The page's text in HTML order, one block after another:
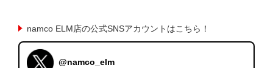
namco ELM店の公式SNSアカウントはこちら！
@namco_elm